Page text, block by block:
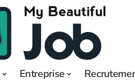
Entreprise